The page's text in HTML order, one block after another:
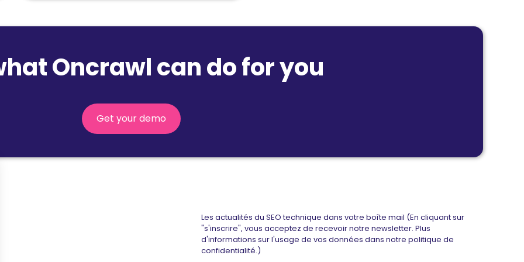
Oncrawl can do for you
Get your demo
Les actualités du SEO technique dans votre boîte mail (En cliquant sur
"s'inscrire", vous acceptez de recevoir notre newsletter. Plus
d'informations sur l'usage de vos données dans notre politique de
confidentialité.)